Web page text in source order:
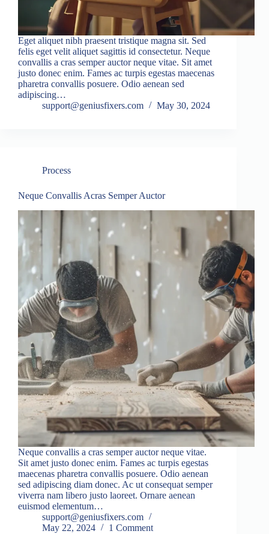
Eget aliquet nibh praesent tristique magna sit. Sed
felis eget velit aliquet sagittis id consectetur. Neque
convallis a cras semper auctor neque vitae. Sit amet
justo donec enim. Fames ac turpis egestas maecenas
pharetra convallis posuere. Odio aenean sed
adipiscing…
support@geniusfixers.com
May 30, 2024
Process
Neque Convallis Acras Semper Auctor
Neque convallis a cras semper auctor neque vitae.
Sit amet justo donec enim. Fames ac turpis egestas
maecenas pharetra convallis posuere. Odio aenean
sed adipiscing diam donec. Ac ut consequat semper
viverra nam libero justo laoreet. Ornare aenean
euismod elementum…
support@geniusfixers.com
May 22, 2024
1 Comment